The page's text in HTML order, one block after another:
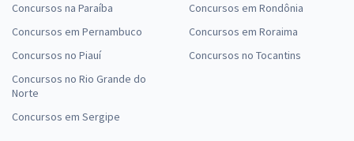
Concursos na Paraíba
Concursos em Pernambuco
Concursos no Piauí
Concursos no Rio Grande do
Norte
Concursos em Sergipe
Concursos em Rondônia
Concursos em Roraima
Concursos no Tocantins